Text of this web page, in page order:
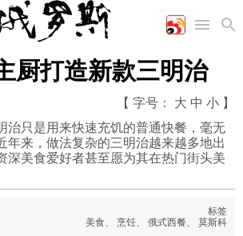
厨打造新款三明治
【 字号： 大 中 小 】
治只是用来快速充饥的普通快餐，毫无
年来，做法复杂的三明治越来越多地出
深美食爱好者甚至愿为其在热门街头美
标签
美食、 烹饪、 俄式西餐、 莫斯科